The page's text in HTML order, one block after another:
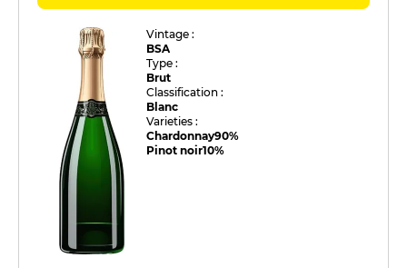
Vintage :
BSA
Type :
Brut
Classification :
Blanc
Varieties :
Chardonnay90%
Pinot noir10%